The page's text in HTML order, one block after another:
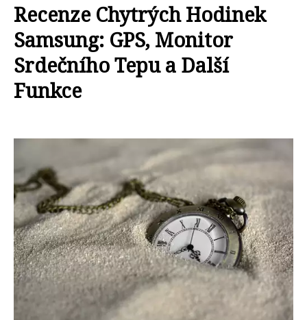
Recenze Chytrých Hodinek
Samsung: GPS, Monitor
Srdečního Tepu a Další
Funkce